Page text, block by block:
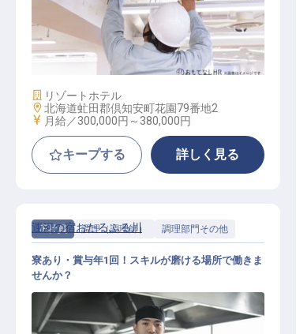
施設管理マネージャー
施設業態
リゾートホテル
勤務地
北海道虻田郡倶知安町花園79番地2
給与
月給／300,000円～ 380,000円
キープする 詳しく見る
正社員 調理（調理師） 調理部門その他
運河の宿おたるふる川
寮あり・賞与年1回！スキルが磨ける場所で働きま
せんか？